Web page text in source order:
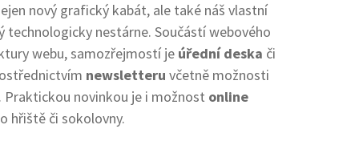
nový grafický kabát, ale také náš vlastní
technologicky nestárne. Součástí webového
webu, samozřejmostí je úřední deska či
newsletteru včetně možnosti
Praktickou novinkou je i možnost online
hřiště či sokolovny.